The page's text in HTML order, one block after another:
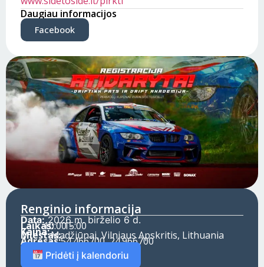
Daugiau informacijos
Facebook
Renginio informacija
Data:2026 m. birželio 6 d.
Laikas:10:00 -15:00
Kaina:
Miestas:Madžiūnai, Vilniaus Apskritis, Lithuania
Adresas:54.466700, 24.966700
Pridėti į kalendoriu